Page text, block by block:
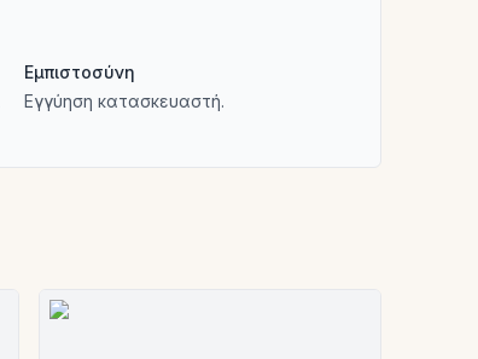
Εμπιστοσύνη
Εγγύηση κατασκευαστή.